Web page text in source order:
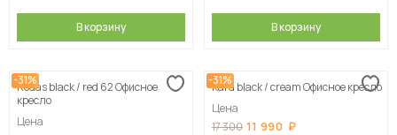
В корзину В корзину
-31%
Rodas black / red 62 Офисное
кресло
Цена
-31%
Kard black / сream Офисное кресло
Цена
17 300 11 990